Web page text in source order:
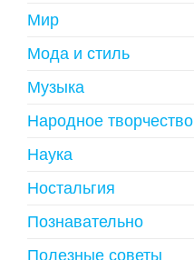
Мир
Мода и стиль
Музыка
Народное творчество
Наука
Ностальгия
Познавательно
Полезные советы